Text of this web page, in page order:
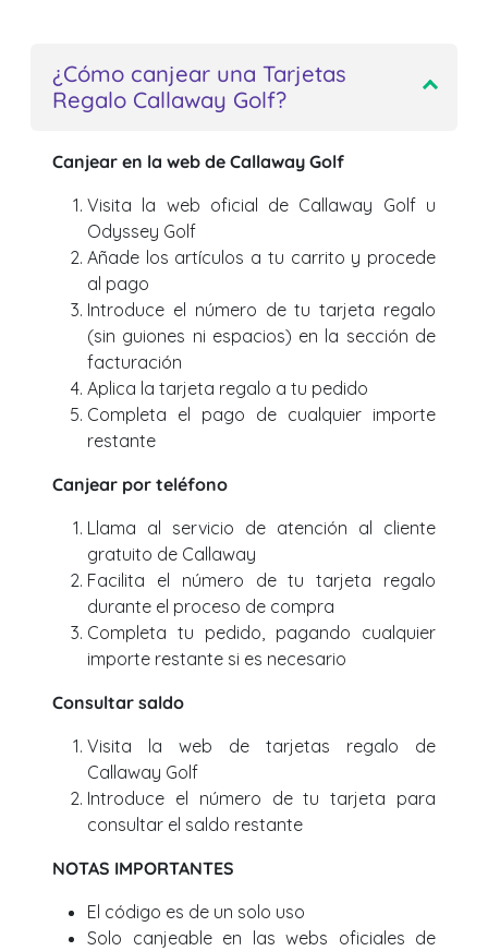
¿Cómo canjear una Tarjetas
Regalo Callaway Golf?
Canjear en la web de Callaway Golf
Visita la web oficial de Callaway Golf u
Odyssey Golf
Añade los artículos a tu carrito y procede
al pago
Introduce el número de tu tarjeta regalo
(sin guiones ni espacios) en la sección de
facturación
Aplica la tarjeta regalo a tu pedido
Completa el pago de cualquier importe
restante
Canjear por teléfono
Llama al servicio de atención al cliente
gratuito de Callaway
Facilita el número de tu tarjeta regalo
durante el proceso de compra
Completa tu pedido, pagando cualquier
importe restante si es necesario
Consultar saldo
Visita la web de tarjetas regalo de
Callaway Golf
Introduce el número de tu tarjeta para
consultar el saldo restante
NOTAS IMPORTANTES
El código es de un solo uso
Solo canjeable en las webs oficiales de